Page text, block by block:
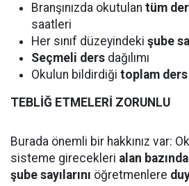
Branşınızda okutulan tüm
saatleri
Her sınıf düzeyindeki şube
Seçmeli ders dağılımı
Okulun bildirdiği toplam ders
TEBLİĞ ETMELERİ ZORUNLU
Burada önemli bir hakkınız var:
sisteme girecekleri alan
şube sayılarını öğretmenlere